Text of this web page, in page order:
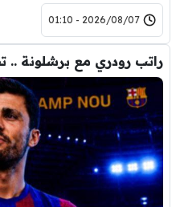
2026/08/07 - 01:10
راتب رودري مع برشلونة ..